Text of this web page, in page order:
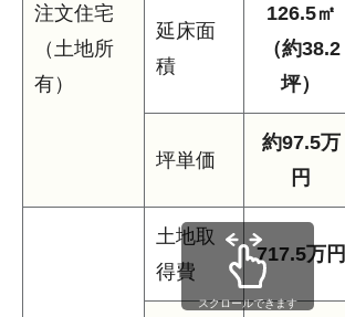
注文住宅
（土地所
有）
延床面
積
126.5㎡
（約38.2
坪）
坪単価
約97.5万
円
土地取
得費
717.5万円
スクロールできます